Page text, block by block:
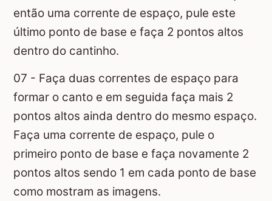
então uma corrente de espaço, pule este
último ponto de base e faça 2 pontos altos
dentro do cantinho.
07 - Faça duas correntes de espaço para
formar o canto e em seguida faça mais 2
pontos altos ainda dentro do mesmo espaço.
Faça uma corrente de espaço, pule o
primeiro ponto de base e faça novamente 2
pontos altos sendo 1 em cada ponto de base
como mostram as imagens.